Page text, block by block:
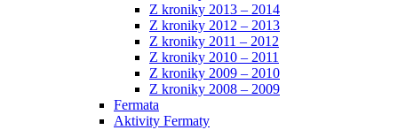
Z kroniky 2013 – 2014
Z kroniky 2012 – 2013
Z kroniky 2011 – 2012
Z kroniky 2010 – 2011
Z kroniky 2009 – 2010
Z kroniky 2008 – 2009
Fermata
Aktivity Fermaty